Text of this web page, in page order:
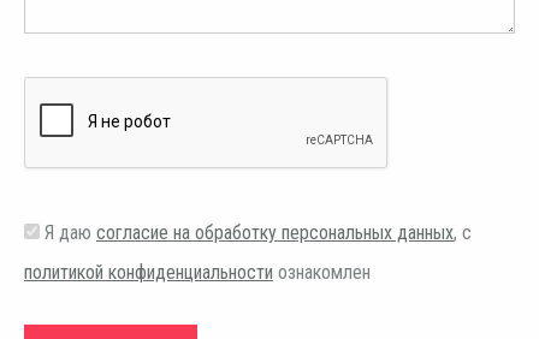
Я даю согласие на обработку персональных данных, с
политикой конфиденциальности ознакомлен